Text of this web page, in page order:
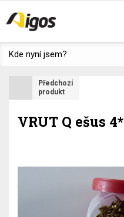
Kde nyní jsem?
Předchozí
produkt
VRUT Q ešus